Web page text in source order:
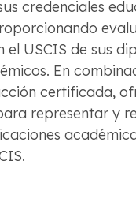
credenciales
USCIS de sus
En
certificada,
representar y